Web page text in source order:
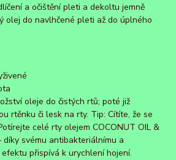
a očištění pleti a dekoltu jemně
olej do navlhčené pleti až do úplného
oleje do čistých rtů; poté již
rtěnku či lesk na rty. Tip: Cítíte, že se
celé rty olejem COCONUT OIL &
díky svému antibakteriálnímu a
přispívá k urychlení hojení.